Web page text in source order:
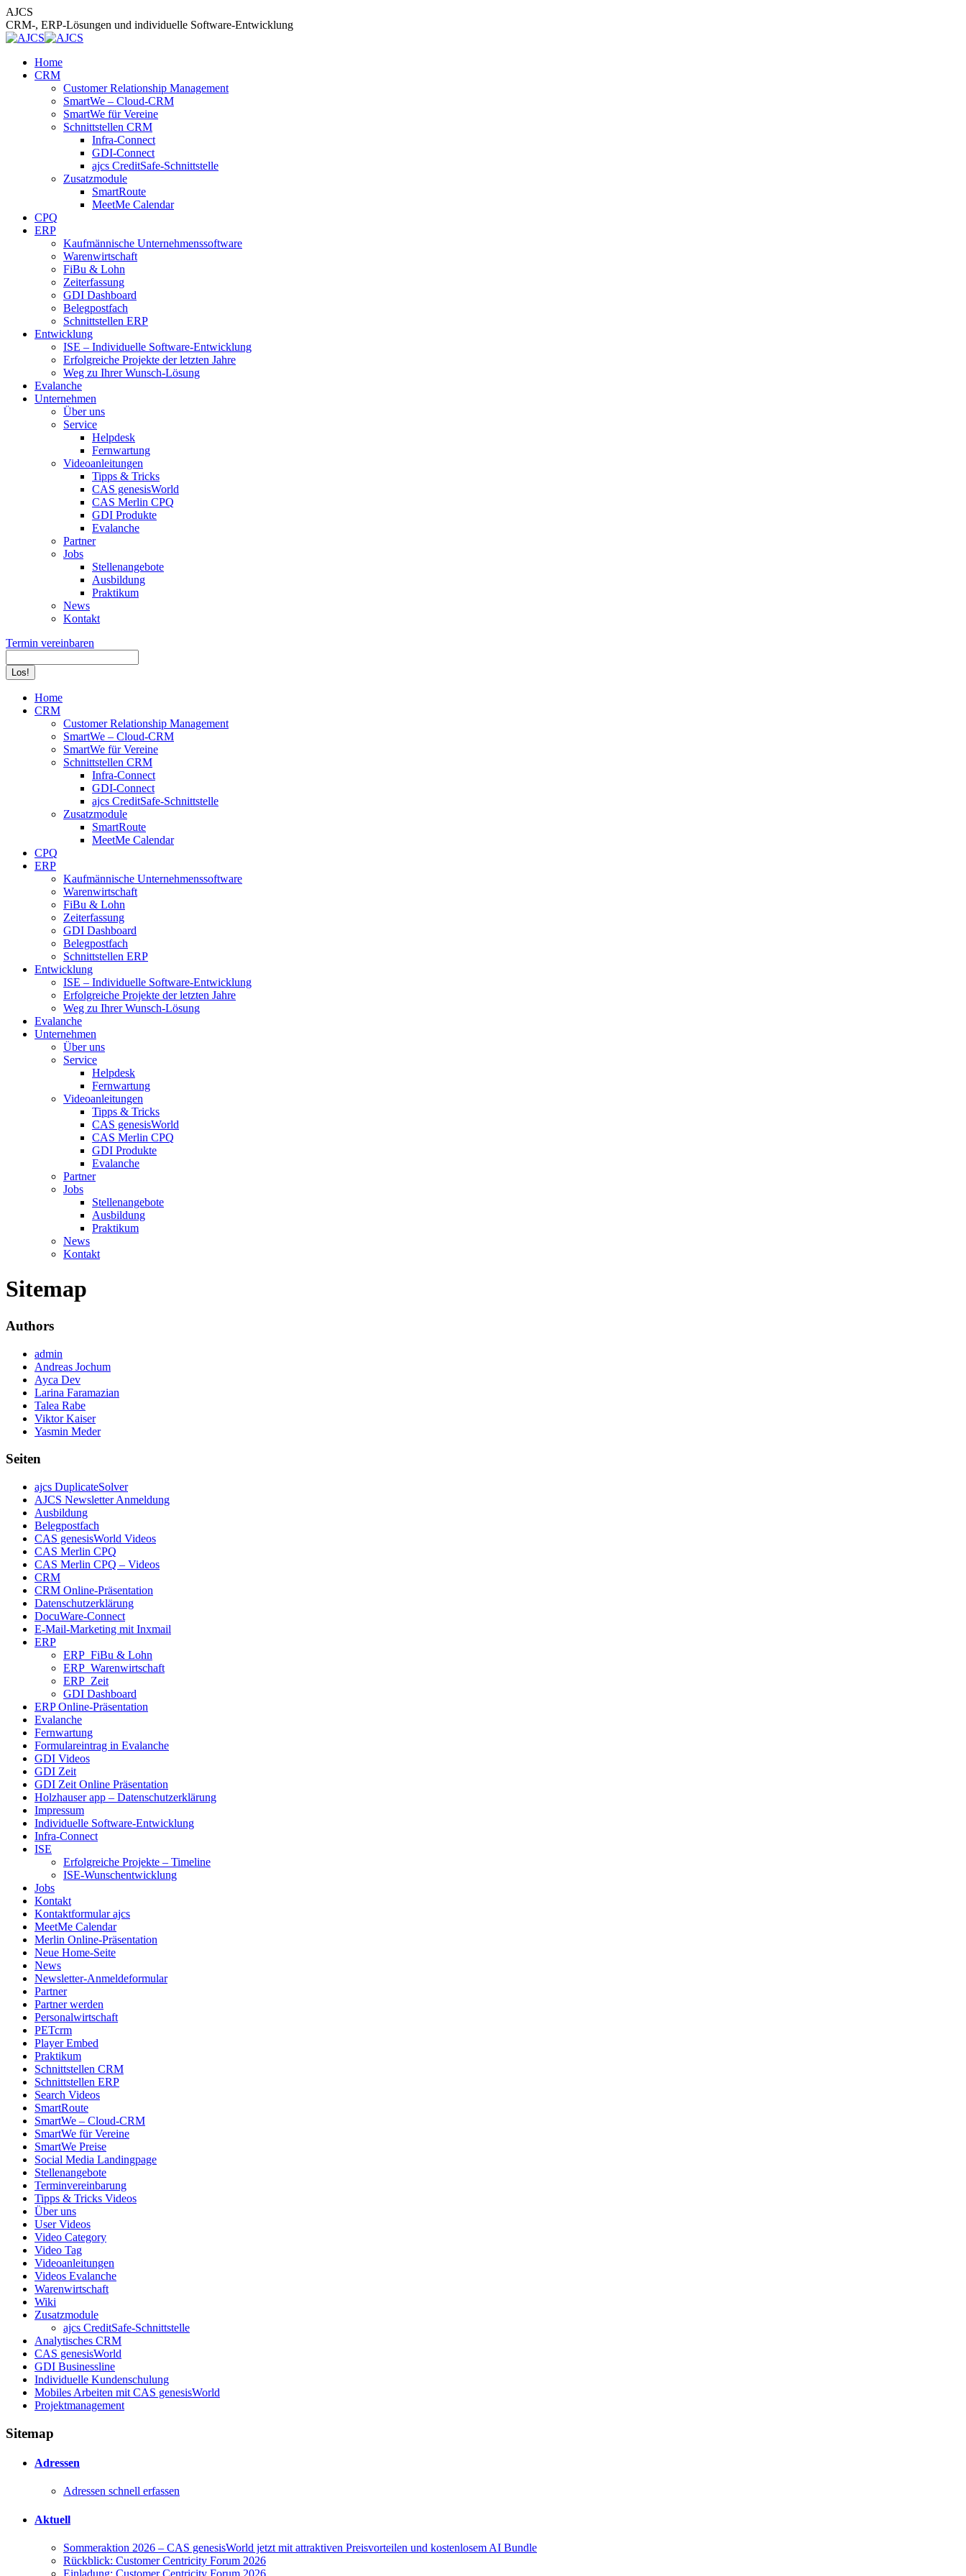
Zum
Inhalt
springen
AJCS
CRM-, ERP-Lösungen und individuelle Software-Entwicklung
Home
CRM
Customer Relationship Management
SmartWe – Cloud-CRM
SmartWe für Vereine
Schnittstellen CRM
Infra-Connect
GDI-Connect
ajcs CreditSafe-Schnittstelle
Zusatzmodule
SmartRoute
MeetMe Calendar
CPQ
ERP
Kaufmännische Unternehmenssoftware
Warenwirtschaft
FiBu & Lohn
Zeiterfassung
GDI Dashboard
Belegpostfach
Schnittstellen ERP
Entwicklung
ISE – Individuelle Software-Entwicklung
Erfolgreiche Projekte der letzten Jahre
Weg zu Ihrer Wunsch-Lösung
Evalanche
Unternehmen
Über uns
Service
Helpdesk
Fernwartung
Videoanleitungen
Tipps & Tricks
CAS genesisWorld
CAS Merlin CPQ
GDI Produkte
Evalanche
Partner
Jobs
Stellenangebote
Ausbildung
Praktikum
News
Kontakt
Termin vereinbaren
Home
CRM
Customer Relationship Management
SmartWe – Cloud-CRM
SmartWe für Vereine
Schnittstellen CRM
Infra-Connect
GDI-Connect
ajcs CreditSafe-Schnittstelle
Zusatzmodule
SmartRoute
MeetMe Calendar
CPQ
ERP
Kaufmännische Unternehmenssoftware
Warenwirtschaft
FiBu & Lohn
Zeiterfassung
GDI Dashboard
Belegpostfach
Schnittstellen ERP
Entwicklung
ISE – Individuelle Software-Entwicklung
Erfolgreiche Projekte der letzten Jahre
Weg zu Ihrer Wunsch-Lösung
Evalanche
Unternehmen
Über uns
Service
Helpdesk
Fernwartung
Videoanleitungen
Tipps & Tricks
CAS genesisWorld
CAS Merlin CPQ
GDI Produkte
Evalanche
Partner
Jobs
Stellenangebote
Ausbildung
Praktikum
News
Kontakt
Sitemap
Authors
admin
Andreas Jochum
Ayca Dev
Larina Faramazian
Talea Rabe
Viktor Kaiser
Yasmin Meder
Seiten
ajcs DuplicateSolver
AJCS Newsletter Anmeldung
Ausbildung
Belegpostfach
CAS genesisWorld Videos
CAS Merlin CPQ
CAS Merlin CPQ – Videos
CRM
CRM Online-Präsentation
Datenschutzerklärung
DocuWare-Connect
E-Mail-Marketing mit Inxmail
ERP
ERP_FiBu & Lohn
ERP_Warenwirtschaft
ERP_Zeit
GDI Dashboard
ERP Online-Präsentation
Evalanche
Fernwartung
Formulareintrag in Evalanche
GDI Videos
GDI Zeit
GDI Zeit Online Präsentation
Holzhauser app – Datenschutzerklärung
Impressum
Individuelle Software-Entwicklung
Infra-Connect
ISE
Erfolgreiche Projekte – Timeline
ISE-Wunschentwicklung
Jobs
Kontakt
Kontaktformular ajcs
MeetMe Calendar
Merlin Online-Präsentation
Neue Home-Seite
News
Newsletter-Anmeldeformular
Partner
Partner werden
Personalwirtschaft
PETcrm
Player Embed
Praktikum
Schnittstellen CRM
Schnittstellen ERP
Search Videos
SmartRoute
SmartWe – Cloud-CRM
SmartWe für Vereine
SmartWe Preise
Social Media Landingpage
Stellenangebote
Terminvereinbarung
Tipps & Tricks Videos
Über uns
User Videos
Video Category
Video Tag
Videoanleitungen
Videos Evalanche
Warenwirtschaft
Wiki
Zusatzmodule
ajcs CreditSafe-Schnittstelle
Analytisches CRM
CAS genesisWorld
GDI Businessline
Individuelle Kundenschulung
Mobiles Arbeiten mit CAS genesisWorld
Projektmanagement
Sitemap
Adressen
Adressen schnell erfassen
Aktuell
Sommeraktion 2026 – CAS genesisWorld jetzt mit attraktiven Preisvorteilen und kostenlosem AI Bundle
Rückblick: Customer Centricity Forum 2026
Einladung: Customer Centricity Forum 2026